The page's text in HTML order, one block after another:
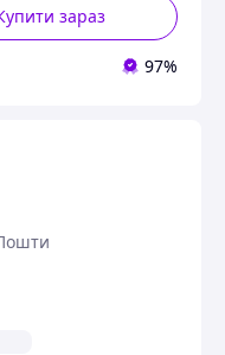
зараз
97%